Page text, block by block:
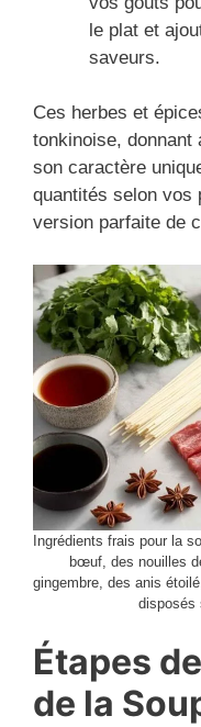
le plat et
saveurs.
Ces herbes et
tonkinoise, donnant
son caractère
quantités selon vos
version parfaite de
Ingrédients frais pour la
bœuf, des nouilles
gingembre, des anis
disposés
Étapes
de la